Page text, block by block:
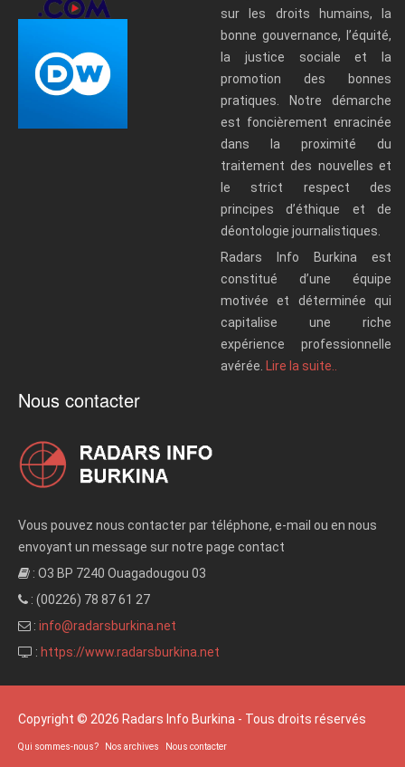
sur les droits humains, la
bonne gouvernance, l’équité,
la justice sociale et la
promotion des bonnes
pratiques. Notre démarche
est foncièrement enracinée
dans la proximité du
traitement des nouvelles et
le strict respect des
principes d’éthique et de
déontologie journalistiques.
Radars Info Burkina est
constitué d’une équipe
motivée et déterminée qui
capitalise une riche
expérience professionnelle
avérée.
Lire la suite..
Nous contacter
Vous pouvez nous contacter par téléphone, e-mail ou en nous
envoyant un message sur notre page contact
: O3 BP 7240 Ouagadougou 03
: (00226) 78 87 61 27
: info@radarsburkina.net
: https://www.radarsburkina.net
Copyright © 2026 Radars Info Burkina - Tous droits réservés
Qui sommes-nous? Nos archives Nous contacter